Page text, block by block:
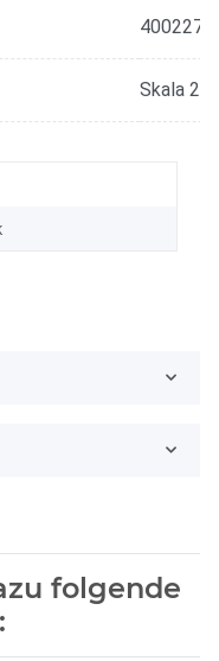
Skala
folgende